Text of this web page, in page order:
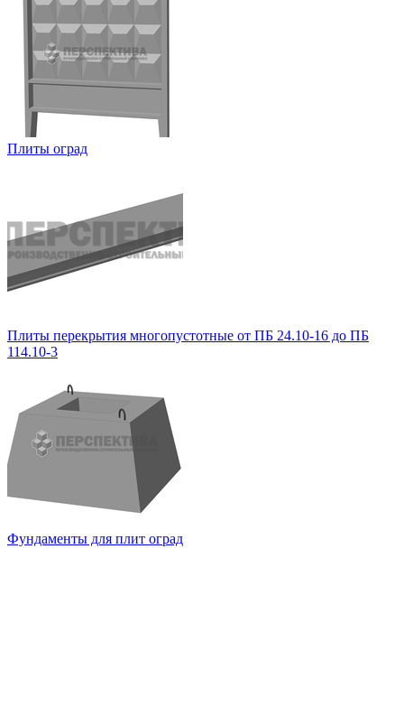
Плиты оград
Плиты перекрытия многопустотные от ПБ 24.10-16 до ПБ
114.10-3
Фундаменты для плит оград